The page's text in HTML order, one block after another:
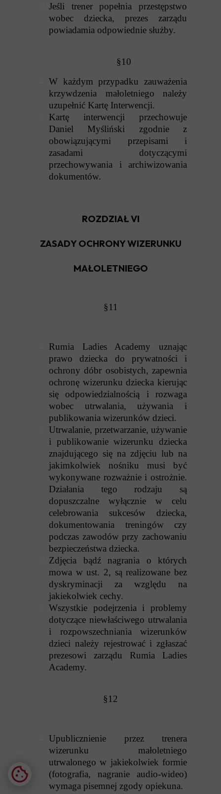
Jeśli trener popełnia przestępstwo
wobec dziecka, prezes zarządu
powiadamia odpowiednie służby.
§10
W każdym przypadku zauważenia
krzywdzenia małoletniego należy
uzupełnić Kartę Interwencji.
Kartę interwencji przechowuje
Daniel Myśliński zgodnie z
obowiązującymi przepisami i
zasadami dotyczącymi
przechowywania i archiwizowania
dokumentów.
ROZDZIAŁ VI
ZASADY OCHRONY WIZERUNKU
MAŁOLETNIEGO
§11
Rumia Ladies Academy uznając
prawo dziecka do prywatności i
ochrony dóbr osobistych, zapewnia
ochronę wizerunku dziecka kierując
się odpowiedzialnością i rozwaga
wobec utrwalania, używania i
publikowania wizerunków dzieci.
Utrwalanie, przetwarzanie, używanie
i publikowanie wizerunku dziecka
znajdującego się na zdjęciu lub na
jakimkolwiek nośniku musi być
wykonywane rozważnie i ostrożnie.
Działania tego rodzaju są
dopuszczalne wyłącznie w celu
celebrowania sukcesów dziecka,
dokumentowania treningów czy
podczas zawodów przy zachowaniu
bezpieczeństwa dziecka.
Zdjęcia bądź nagrania o których
mowa w ust. 2, są realizowane bez
dyskryminacji za względu na
jakiekolwiek cechy.
Wszystkie podejrzenia i problemy
dotyczące niewłaściwego utrwalania
i rozpowszechniania wizerunków
dzieci należy rejestrować i zgłaszać
prezesowi zarządu Rumia Ladies
Academy.
§12
Upublicznienie przez trenera
wizerunku małoletniego
utrwalonego w jakiekolwiek formie
(fotografia, nagranie audio-wideo)
wymaga pisemnej zgody opiekuna.